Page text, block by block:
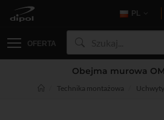
PL
OFERTA
Obejma murowa
Technika montażowa